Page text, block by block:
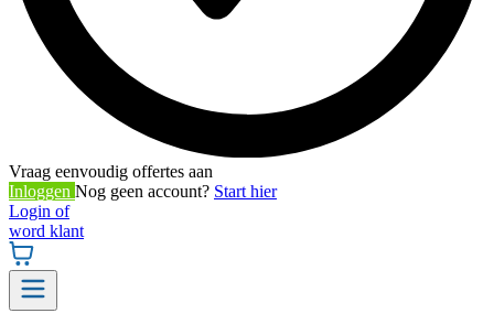
Vraag eenvoudig offertes aan
Inloggen Nog geen account? Start hier
Login of
word klant